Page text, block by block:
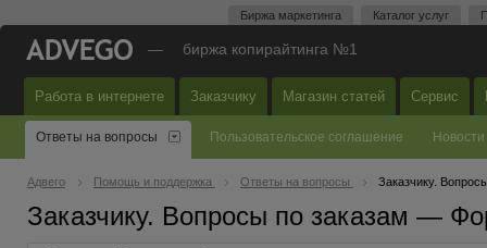
Биржа маркетинга Каталог услуг
— биржа копирайтинга №1
Работа в интернете Заказчику Магазин статей Сервис
Ответы на вопросы Пользовательское соглашение Новости
Адвего Помощь и поддержка Ответы на вопросы Заказчику.
Заказчику. Вопросы по заказам —